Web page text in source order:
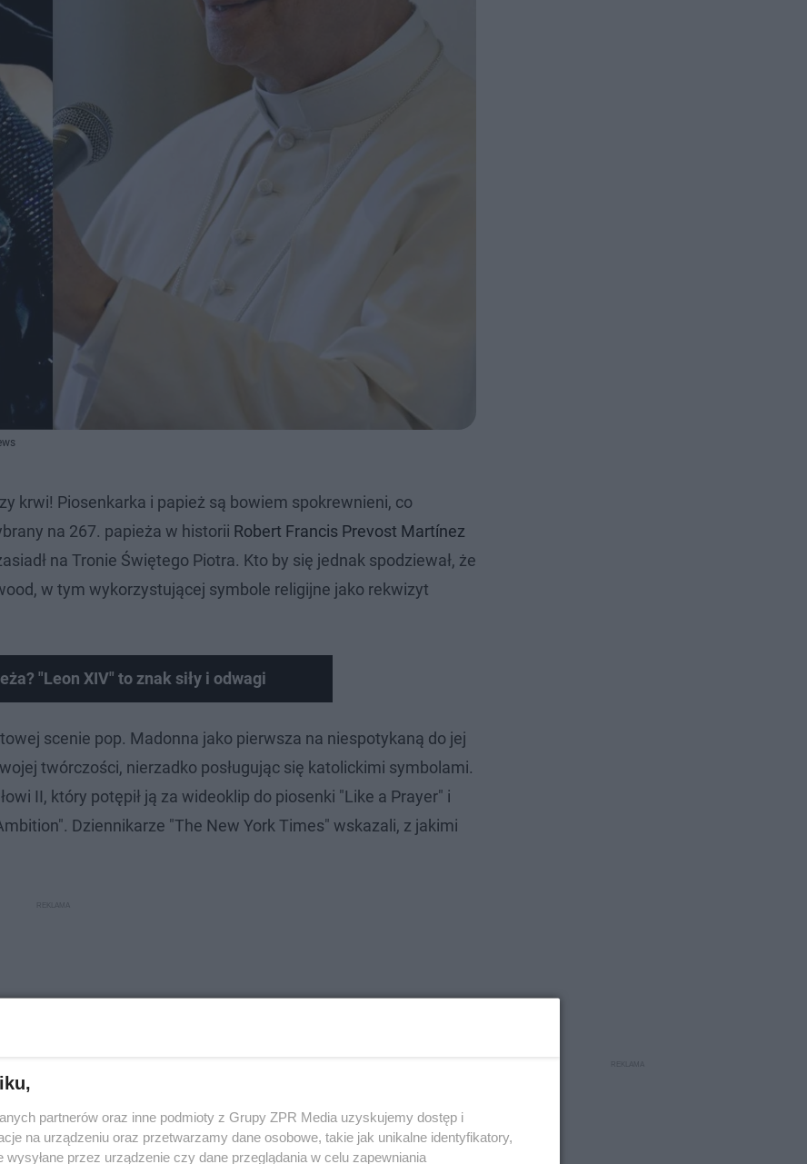
krwi! Piosenkarka i papież są bowiem spokrewnieni, co
na 267. papieża w historii Robert Francis Prevost Martínez
na Tronie Świętego Piotra. Kto by się jednak spodziewał, że
w tym wykorzystującej symbole religijne jako rekwizyt
"Leon XIV" to znak siły i odwagi
scenie pop. Madonna jako pierwsza na niespotykaną do jej
twórczości, nierzadko posługując się katolickimi symbolami.
II, który potępił ją za wideoklip do piosenki "Like a Prayer" i
Dziennikarze "The New York Times" wskazali, z jakimi
partnerów oraz inne podmioty z Grupy ZPR Media uzyskujemy dostęp i
na urządzeniu oraz przetwarzamy dane osobowe, takie jak unikalne identyfikatory,
wysyłane przez urządzenie czy dane przeglądania w celu zapewniania